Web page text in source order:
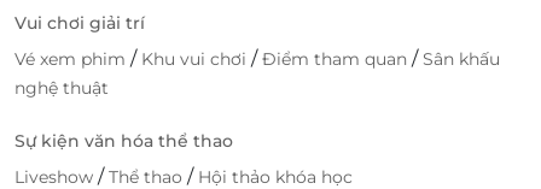
Vui chơi giải trí
Vé xem phim / Khu vui chơi /Điểm tham quan /Sân khấu
nghệ thuật
Sự kiện văn hóa thể thao
Liveshow /Thể thao / Hội thảo khóa học